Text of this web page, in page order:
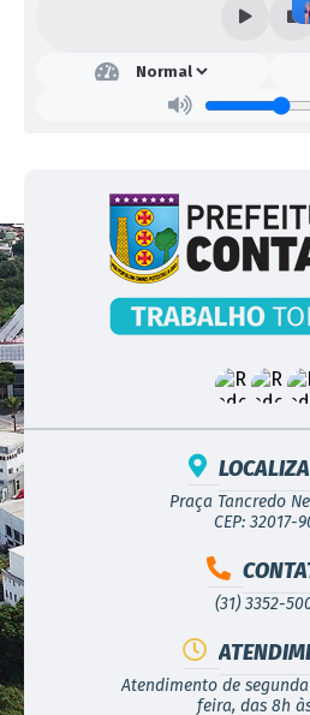
Praça Tancredo
CEP: 32017-
(31) 3352-
Atendimento de
feira, das 8h